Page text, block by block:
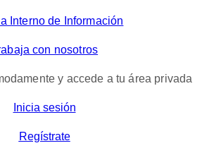
Interno de Información
con nosotros
y accede a tu área privada
Inicia sesión
Regístrate